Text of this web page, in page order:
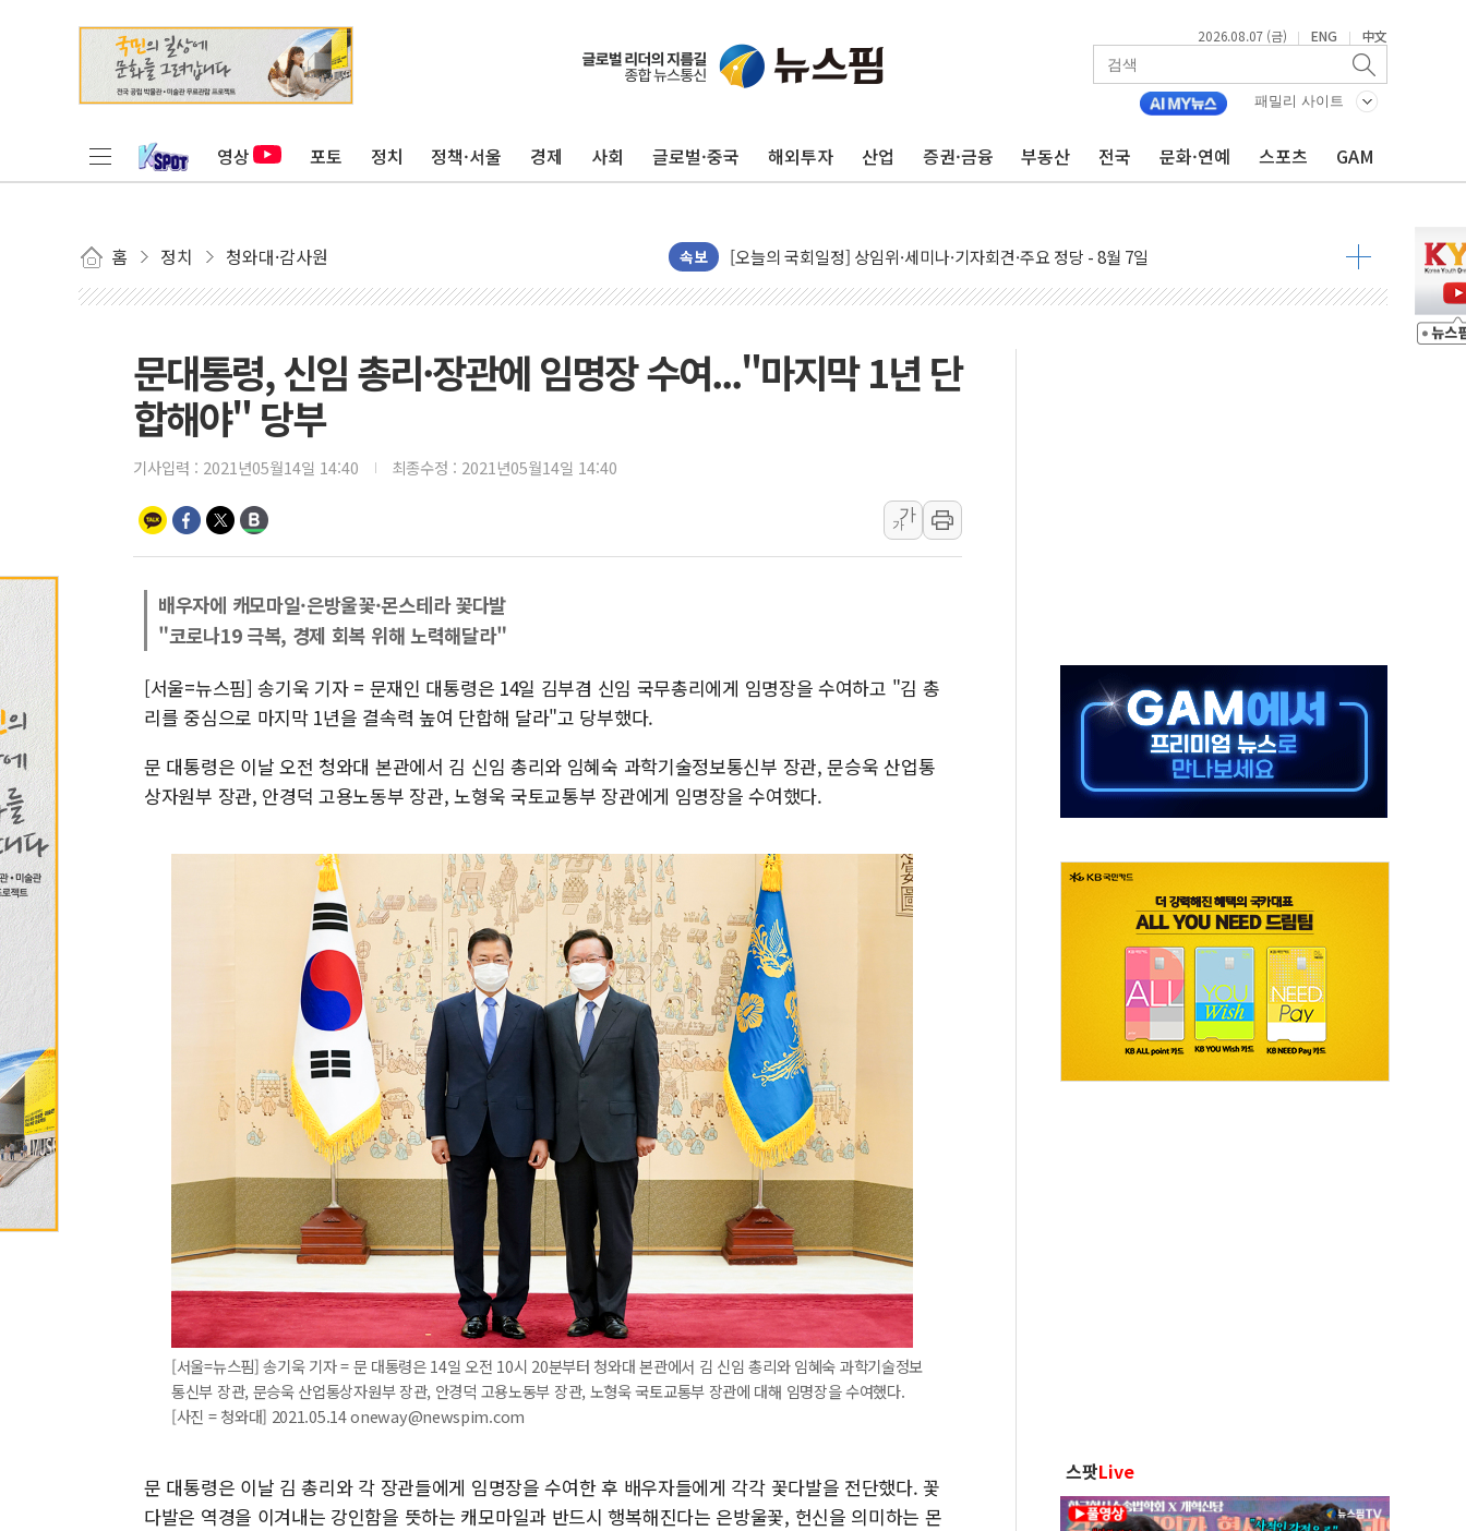
2026.08.07 (금) | ENG | 中文
패밀리 사이트
영상 포토 정치 정책·서울 경제 사회 글로벌·중국 해외투자 산업 증권·금융 부동산 전국 문화·연예 스포츠 GAM
홈 정치 청와대·감사원 속보
뉴욕증시, 유가·금리 부담에 하락…다우 5거래일 랠리 '마침표'
이란, 오만과 호르무즈 해협 재개방 합의 막바지.."美와 직접 협상 없어"
李대통령, 오늘 부동산 정책 점검 2차 회의…주택 공급 대책 막바지 조율할 듯
[오늘의 정치일정] 8월 7일(금)
이란, 美·이스라엘 선박 호르무즈 통항 제한 추진…美 "통행 막을 권한 없어"
유럽증시, 견조한 실적 소화하며 대부분 상승… "2분기 기업 순이익 21% 증가" 전망
구광모, 내주 실리콘밸리서 젠슨 황 재회…로봇·AI 데이터센터·모빌리티 구체화
뉴욕증시 개장 전 특징주...모더나·아이온큐·도어대시↑ VS 샌디스크·피그마·앱러빈↓
금값 7주 만에 최고…美 고용 둔화·호르무즈 재개방 기대에 강세
[인도증시] 중동 긴장 완화에 실적 호조까지, 상승...호실적 보고 기업 상승세 뚜렷
양주 섬유염색공장서 화재 1명 중상…대응 1단계 진압 중
문대통령, 신임 총리·장관에 임명장 수여..."마지막 1년 단
합해야" 당부
기사입력 : 2021년05월14일 14:40 최종수정 : 2021년05월14일 14:40
가
가
배우자에 캐모마일·은방울꽃·몬스테라 꽃다발
"코로나19 극복, 경제 회복 위해 노력해달라"
[서울=뉴스핌] 송기욱 기자 = 문재인 대통령은 14일 김부겸 신임 국무총리에게 임명장을 수여하고 "김 총
리를 중심으로 마지막 1년을 결속력 높여 단합해 달라"고 당부했다.
문 대통령은 이날 오전 청와대 본관에서 김 신임 총리와 임혜숙 과학기술정보통신부 장관, 문승욱 산업통
상자원부 장관, 안경덕 고용노동부 장관, 노형욱 국토교통부 장관에게 임명장을 수여했다.
[서울=뉴스핌] 송기욱 기자 = 문 대통령은 14일 오전 10시 20분부터 청와대 본관에서 김 신임 총리와 임혜숙 과학기술정보
통신부 장관, 문승욱 산업통상자원부 장관, 안경덕 고용노동부 장관, 노형욱 국토교통부 장관에 대해 임명장을 수여했다.
[사진 = 청와대] 2021.05.14 oneway@newspim.com
문 대통령은 이날 김 총리와 각 장관들에게 임명장을 수여한 후 배우자들에게 각각 꽃다발을 전단했다. 꽃
다발은 역경을 이겨내는 강인함을 뜻하는 캐모마일과 반드시 행복해진다는 은방울꽃, 헌신을 의미하는 몬
스팟Live